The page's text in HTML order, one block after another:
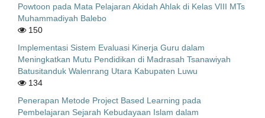
Powtoon pada Mata Pelajaran Akidah Ahlak di Kelas VIII MTs
Muhammadiyah Balebo
150
Implementasi Sistem Evaluasi Kinerja Guru dalam
Meningkatkan Mutu Pendidikan di Madrasah Tsanawiyah
Batusitanduk Walenrang Utara Kabupaten Luwu
134
Penerapan Metode Project Based Learning pada
Pembelajaran Sejarah Kebudayaan Islam dalam